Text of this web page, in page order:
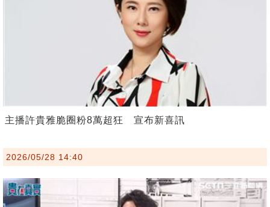
主播許貴雅脆圈粉8萬超狂 宣布新喜訊
2026/05/28 14:40